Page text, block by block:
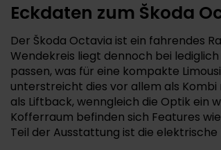
Eckdaten zum Škoda
Der Škoda Octavia ist ein fahrendes
Wendekreis liegt dennoch bei
passen, was für eine kompakte
unterstreicht dies vor allem als Kombi
als Liftback, wenngleich die Optik ein
Kofferraum befinden sich Features
Teil der Ausstattung ist die